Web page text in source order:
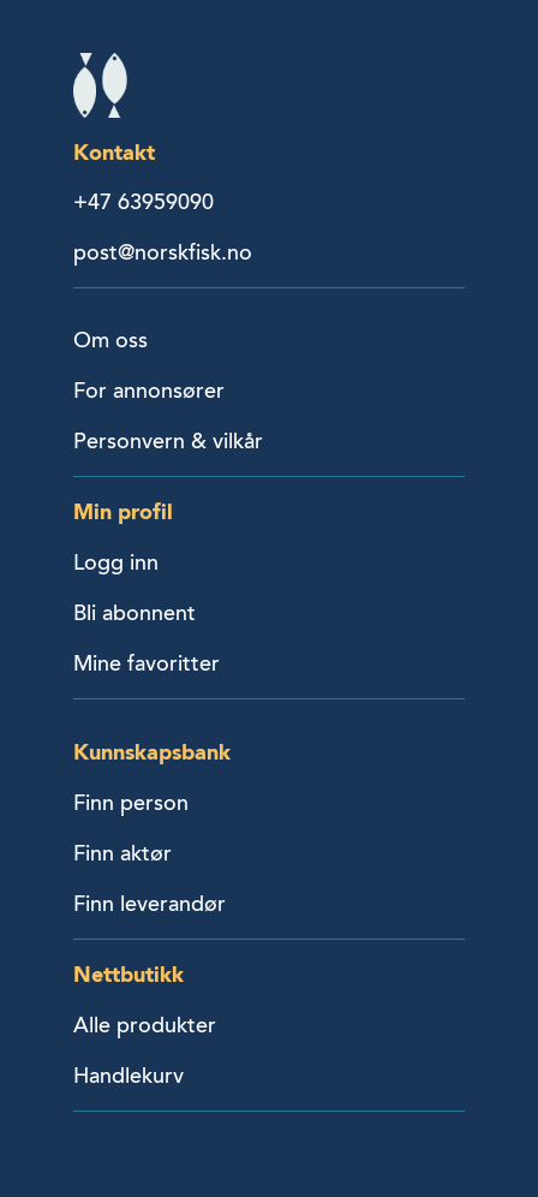
Kontakt
+47 63959090
post@norskfisk.no
Om oss
For annonsører
Personvern & vilkår
Min profil
Logg inn
Bli abonnent
Mine favoritter
Kunnskapsbank
Finn person
Finn aktør
Finn leverandør
Nettbutikk
Alle produkter
Handlekurv